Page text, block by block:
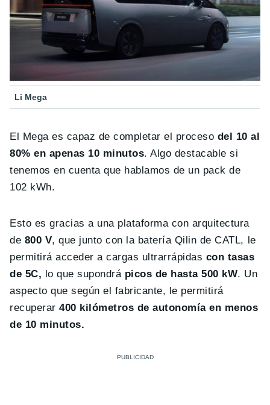
Li Mega
El Mega es capaz de completar el proceso del 10 al
80% en apenas 10 minutos. Algo destacable si
tenemos en cuenta que hablamos de un pack de
102 kWh.
Esto es gracias a una plataforma con arquitectura
de 800 V, que junto con la batería Qilin de CATL, le
permitirá acceder a cargas ultrarrápidas con tasas
de 5C, lo que supondrá picos de hasta 500 kW. Un
aspecto que según el fabricante, le permitirá
recuperar400 kilómetros de autonomía en menos
de 10 minutos.